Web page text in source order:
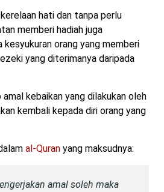
hati dan tanpa perlu
memberi hadiah juga
orang yang memberi
yang diterimanya daripada
kebaikan yang dilakukan oleh
kembali kepada diri orang yang
al-Quran yang maksudnya:
amal soleh maka